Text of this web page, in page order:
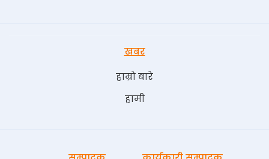
खबर
हाम्रो बारे
हामी